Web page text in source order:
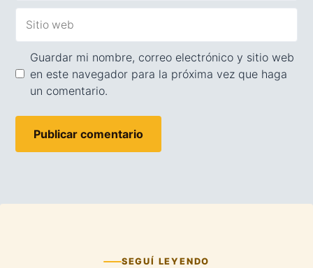
web
Guardar mi nombre, correo electrónico y sitio web
en este navegador para la próxima vez que haga
un comentario.
SEGUÍ LEYENDO